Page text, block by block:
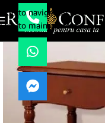
Skip to navigation
Skip to main content